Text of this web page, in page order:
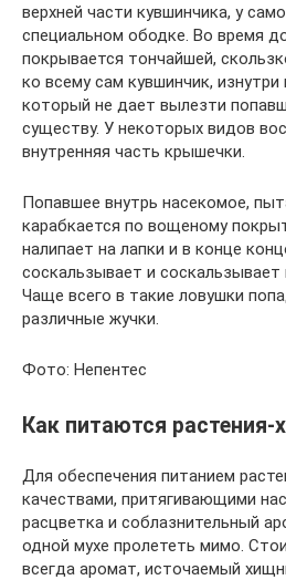
верхней части кувшинчика, у
специальном ободке. Во время
покрывается тончайшей,
ко всему сам кувшинчик,
который не дает вылезти
существу. У некоторых видов
внутренняя часть крышечки.
Попавшее внутрь насекомое,
карабкается по вощеному
налипает на лапки и в конце
соскальзывает и соскальзывает
Чаще всего в такие ловушки
различные жучки.
Фото: Непентес
Как питаются растения-
Для обеспечения питанием
качествами, притягивающими
расцветка и соблазнительный
одной мухе пролететь мимо.
всегда аромат, источаемый